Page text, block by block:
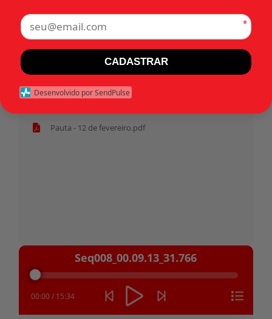
Tags:
Início
Pauta - 12 de fevereiro.pdf
Tocador
áudio
Seq008_00.09.13_31.766
00:00 / 15:34
*
CADASTRAR
Desenvolvido por SendPulse